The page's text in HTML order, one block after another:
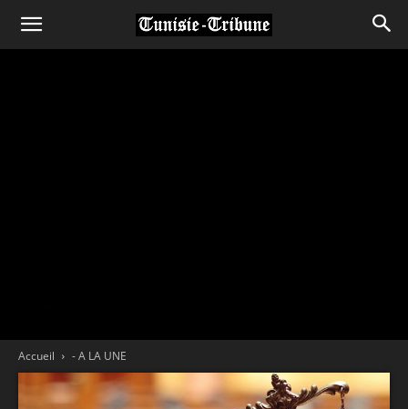
Accueil - A LA UNE